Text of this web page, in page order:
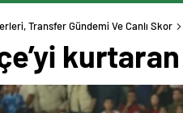
Transfer Gündemi Ve Canlı Skor